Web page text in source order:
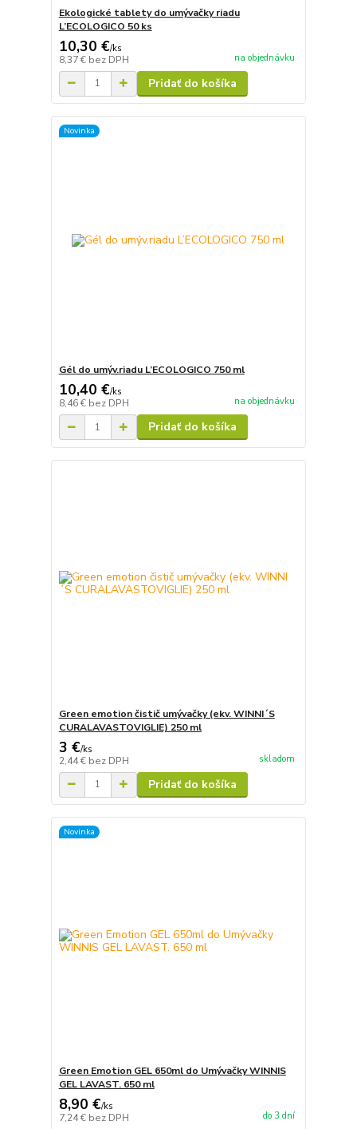
Ekologické tablety do umývačky riadu
L’ECOLOGICO 50 ks
10,30 €/ks
8,37 € bez DPH na objednávku
Pridať do košíka
Novinka
Gél do umýv.riadu L’ECOLOGICO 750 ml
10,40 €/ks
8,46 € bez DPH na objednávku
Pridať do košíka
Green emotion čistič umývačky (ekv. WINNI´S
CURALAVASTOVIGLIE) 250 ml
3 €/ks
2,44 € bez DPH skladom
Pridať do košíka
Novinka
Green Emotion GEL 650ml do Umývačky WINNIS
GEL LAVAST. 650 ml
8,90 €/ks
7,24 € bez DPH do 3 dní